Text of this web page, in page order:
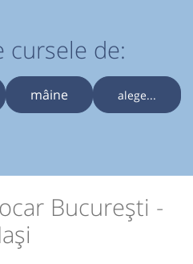
cursele de:
mâine alege...
București -
Iași